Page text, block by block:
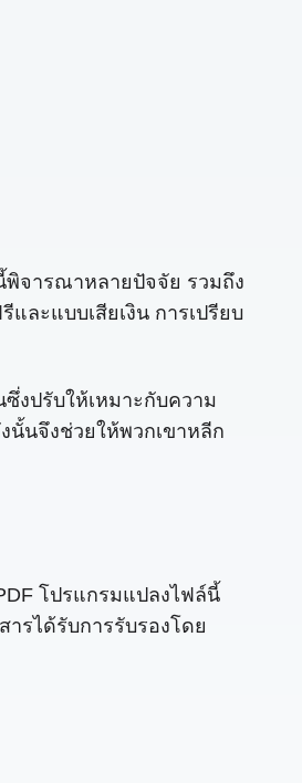
พิจารณาหลายปัจจัย รวมถึง
ละแบบเสียเงิน การเปรียบ
งปรับให้เหมาะกับความ
นั้นจึงช่วยให้พวกเขาหลีก
โปรแกรมแปลงไฟล์นี้
รได้รับการรับรองโดย